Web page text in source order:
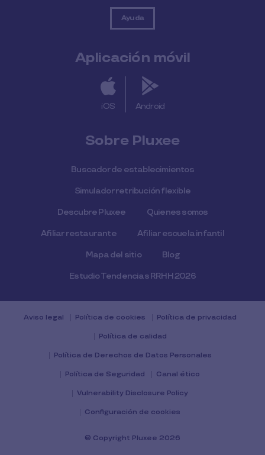
Ayuda
Aplicación móvil
iOS Android
Sobre Pluxee
Buscador de establecimientos
Simulador retribución flexible
Descubre Pluxee Quienes somos
Afiliar restaurante Afiliar escuela infantil
Mapa del sitio Blog
Estudio Tendencias RRHH 2026
Aviso legal Política de cookies Política de privacidad
Política de calidad
Política de Derechos de Datos Personales
Política de Seguridad Canal ético
Vulnerability Disclosure Policy
Configuración de cookies
© Copyright Pluxee 2026